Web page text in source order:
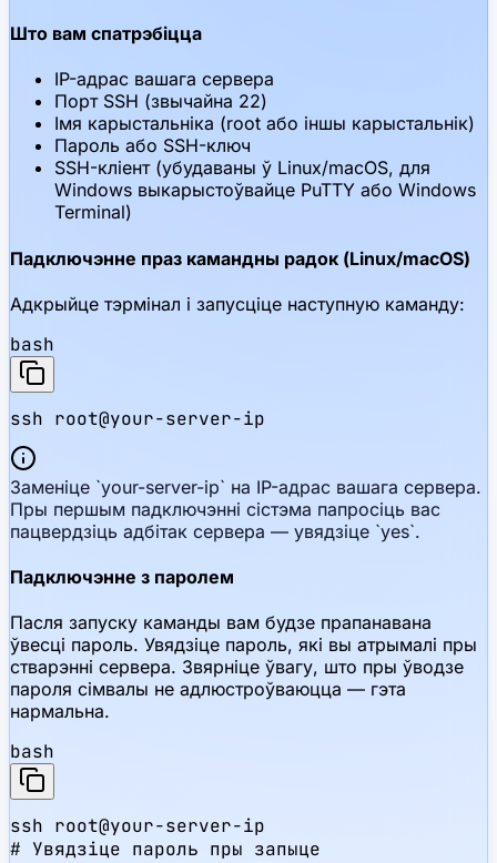
Што вам спатрэбіцца
IP-адрас вашага сервера
Порт SSH (звычайна 22)
Імя карыстальніка (root або іншы карыстальнік)
Пароль або SSH-ключ
SSH-кліент (убудаваны ў Linux/macOS, для
Windows выкарыстоўвайце PuTTY або Windows
Terminal)
Падключэнне праз камандны радок (Linux/macOS)
Адкрыйце тэрмінал і запусціце наступную каманду:
bash
ssh root@your-server-ip
Заменіце `your-server-ip` на IP-адрас вашага сервера.
Пры першым падключэнні сістэма папросіць вас
пацвердзіць адбітак сервера — увядзіце `yes`.
Падключэнне з паролем
Пасля запуску каманды вам будзе прапанавана
ўвесці пароль. Увядзіце пароль, які вы атрымалі пры
стварэнні сервера. Звярніце ўвагу, што пры ўводзе
пароля сімвалы не адлюстроўваюцца — гэта
нармальна.
bash
ssh root@your-server-ip
# Увядзіце пароль пры запыце